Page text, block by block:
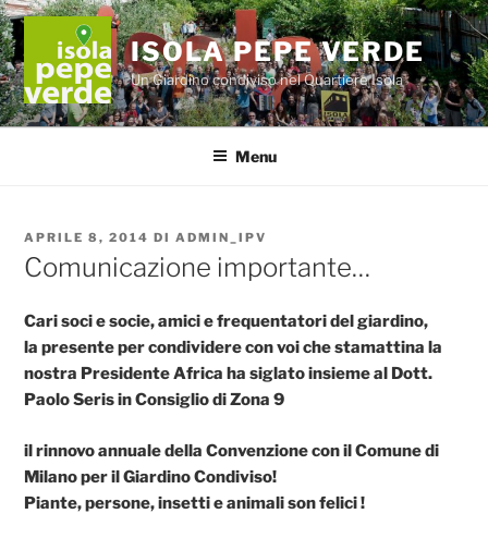
Salta
al
contenuto
ISOLA PEPE VERDE
Un Giardino condiviso nel Quartiere Isola
Menu
PUBBLICATO
IL
APRILE 8, 2014 DIADMIN_IPV
Comunicazione importante…
Cari soci e socie, amici e frequentatori del giardino,
la presente per condividere con voi che stamattina la
nostra Presidente Africa ha siglato insieme al Dott.
Paolo Seris in Consiglio di Zona 9
il rinnovo annuale della Convenzione con il Comune di
Milano per il Giardino Condiviso!
Piante, persone, insetti e animali son felici !